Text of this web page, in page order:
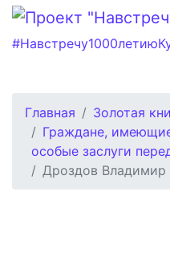
Главная
Золотая
Граждане,
особые заслуги
Дроздов Владимир